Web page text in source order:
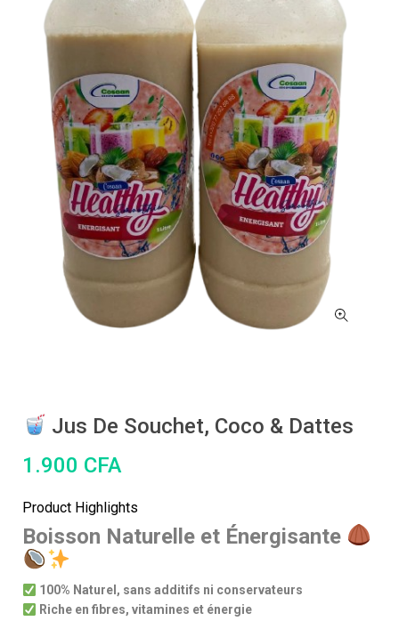
Jus De Souchet, Coco & Dattes
1.900 CFA
Product Highlights
Boisson Naturelle et Énergisante
100% Naturel, sans additifs ni conservateurs
Riche en fibres, vitamines et énergie